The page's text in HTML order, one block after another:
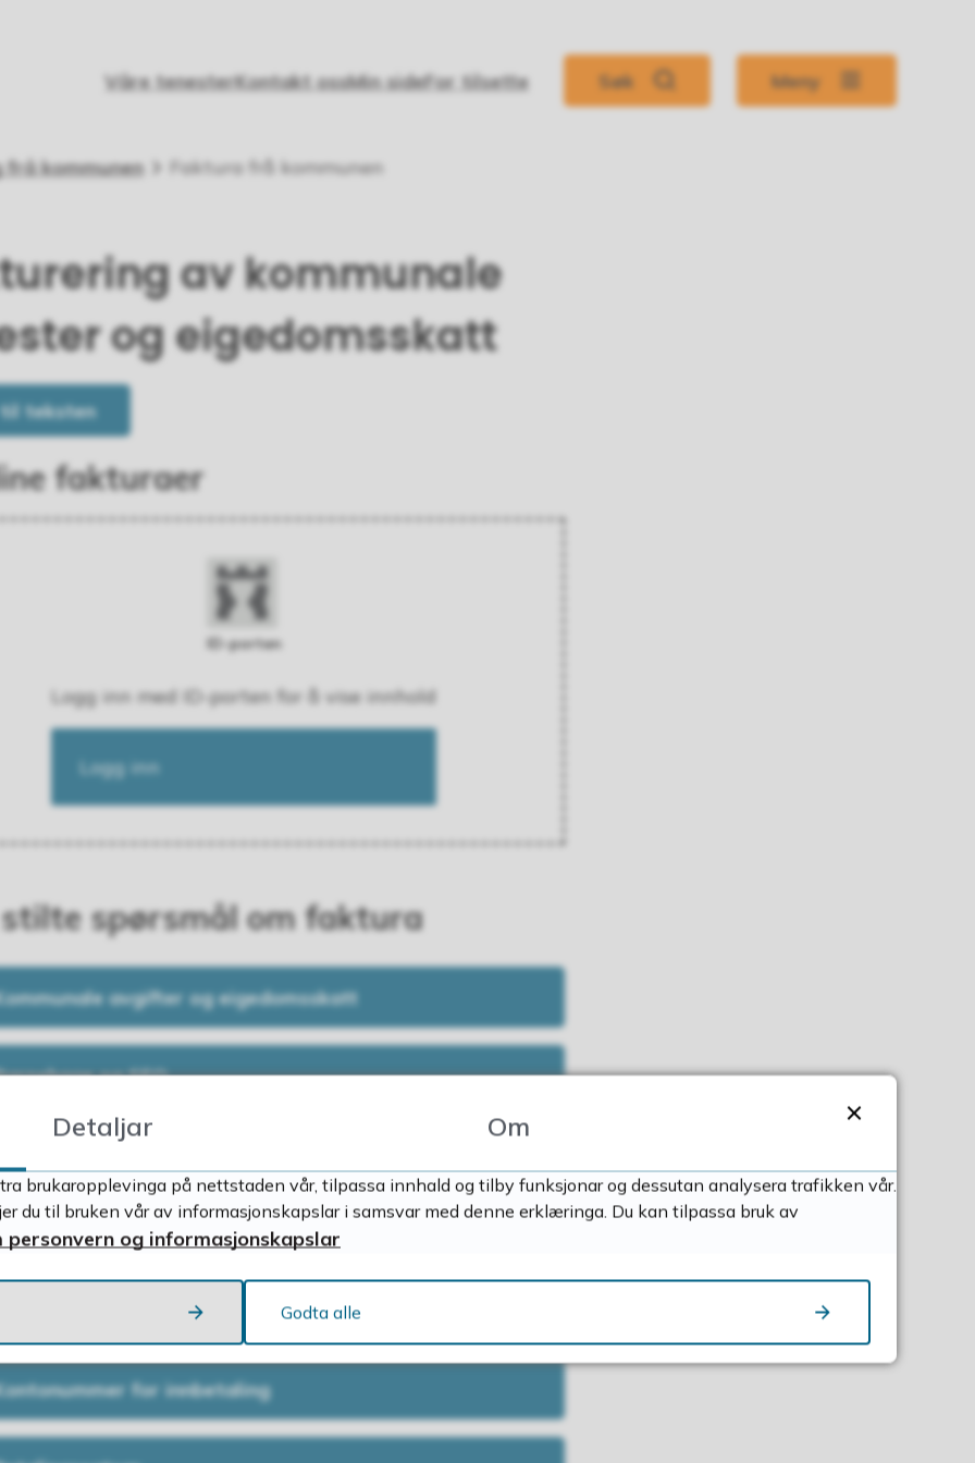
Våre tenesterKontakt ossMin sideFor tilsette Søk Meny
kommunen Faktura frå kommunen
av kommunale
og eigedomsskatt
teksten
fakturaer
ID-porten
Logg inn med ID-porten for å vise innhold
Logg inn
spørsmål om faktura
avgifter og eigedomsskatt
og SFO
alternativ for faktura
med å betale fakturaen?
for innbetaling
Detaljar Om
brukaropplevinga på nettstaden vår, tilpassa innhald og tilby funksjonar og dessutan analysera trafikken vår.
du til bruken vår av informasjonskapslar i samsvar med denne erklæringa. Du kan tilpassa bruk av
personvern og informasjonskapslar
Godta alle